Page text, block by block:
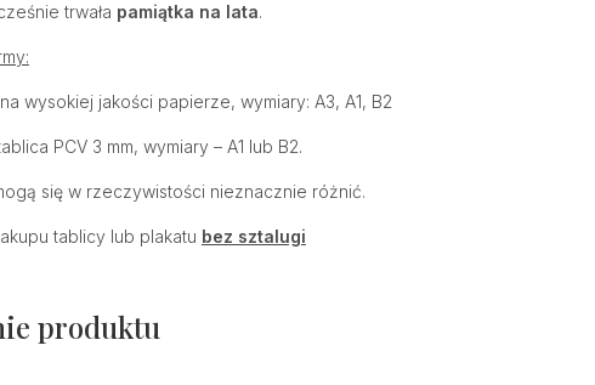
trwała pamiątka na lata.
wysokiej jakości papierze, wymiary: A3, A1, B2
PCV 3 mm, wymiary – A1 lub B2.
się w rzeczywistości nieznacznie różnić.
tablicy lub plakatu bez sztalugi
produktu